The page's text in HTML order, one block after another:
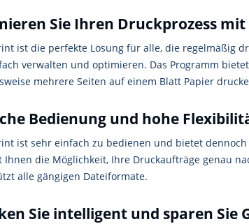
Sie Ihren Druckprozess
ist die perfekte Lösung für alle, die regelmäßig
verwalten und optimieren. Das Programm
mehrere Seiten auf einem Blatt Papier
Bedienung und hohe
ist sehr einfach zu bedienen und bietet
Ihnen die Möglichkeit, Ihre Druckaufträge genau
alle gängigen Dateiformate.
Sie intelligent und sparen Sie